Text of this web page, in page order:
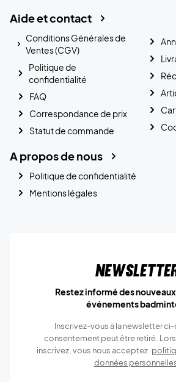
Aide et contact
Conditions Générales de
Ventes (CGV)
Politique de
confidentialité
FAQ
Correspondance de prix
Statut de commande
A propos de nous
Politique de confidentialité
Mentions légales
Restez informé des
événements
Inscrivez-vous à la newsletter
consentement peut être retiré.
inscrivez, vous nous acceptez.
données